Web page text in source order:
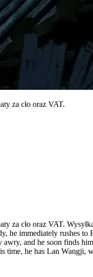
za cło oraz VAT.
za cło oraz VAT.
he immediately rushes to
and he soon finds
time, he has Lan Wangji,